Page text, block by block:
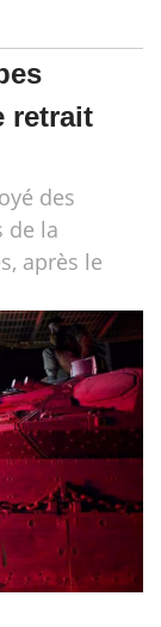
retrait
des
de la
après le